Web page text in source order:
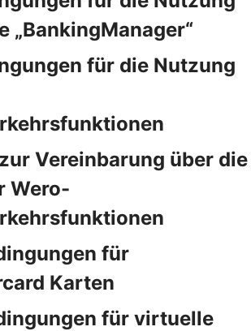
„BankingManager“
für die Nutzung
Vereinbarung über die
Wero-
für
Karten
für virtuelle